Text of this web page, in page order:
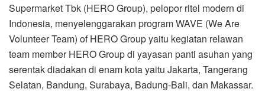
Supermarket Tbk (HERO Group), pelopor ritel modern di
Indonesia, menyelenggarakan program WAVE (We Are
Volunteer Team) of HERO Group yaitu kegiatan relawan
team member HERO Group di yayasan panti asuhan yang
serentak diadakan di enam kota yaitu Jakarta, Tangerang
Selatan, Bandung, Surabaya, Badung-Bali, dan Makassar.